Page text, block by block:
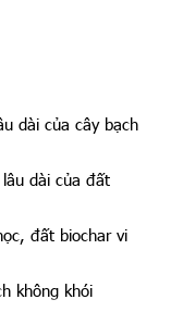
dài của cây bạch
dài của đất
đất biochar vi
không khói